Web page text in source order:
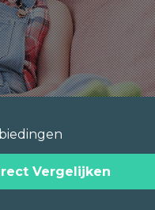
Vergelijken